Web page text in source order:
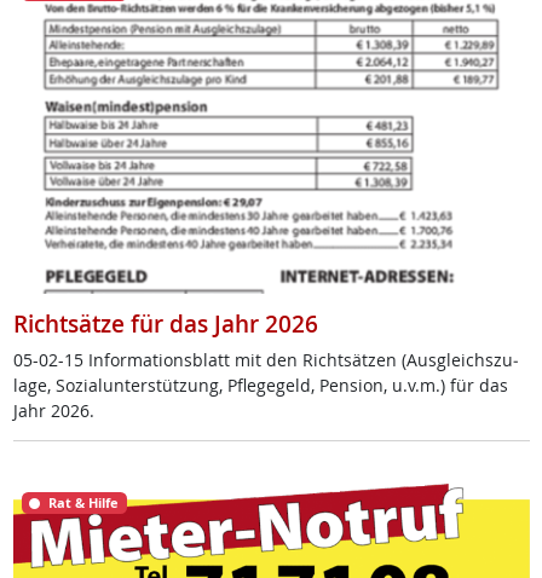
Richtsätze für das Jahr 2026
05-02-15 In­for­ma­ti­ons­blatt mit den Richt­sät­zen (Aus­g­leichs­zu­
la­ge, So­zial­un­ter­stüt­zung, Pf­le­ge­geld, Pen­si­on, u.v.m.) für das
Jahr 2026.
Rat & Hilfe